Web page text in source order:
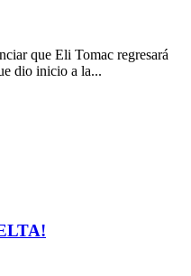
que Eli Tomac regresará
dio inicio a la...